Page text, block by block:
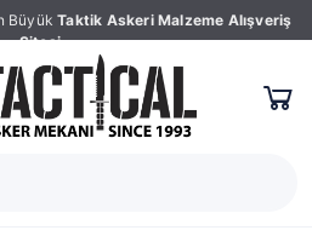
Büyük Taktik Askeri Malzeme Alışveriş
Sitesi